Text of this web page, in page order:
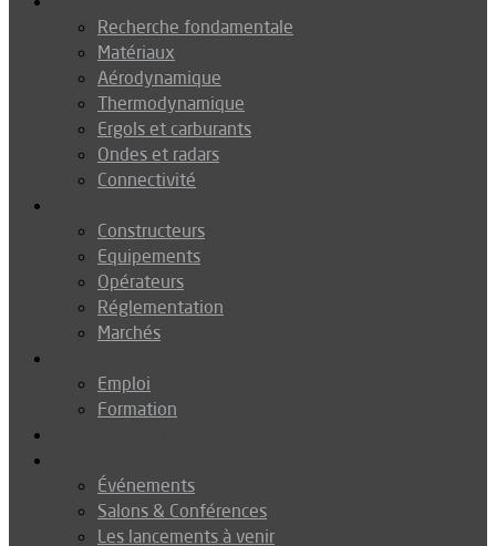
Recherche fondamentale
Matériaux
Aérodynamique
Thermodynamique
Ergols et carburants
Ondes et radars
Connectivité
Constructeurs
Equipements
Opérateurs
Réglementation
Marchés
Emploi
Formation
Événements
Salons & Conférences
Les lancements à venir